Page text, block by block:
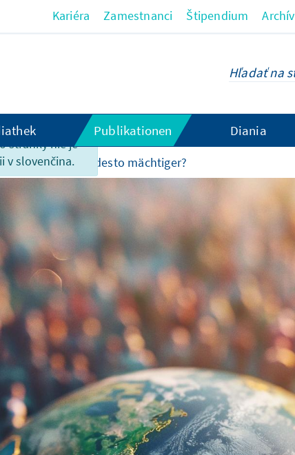
stránky nie je
v slovenčina.
Kariéra Zamestnanci Štipendium Archív
Publikationen Diania
Je mehr, desto mächtiger?